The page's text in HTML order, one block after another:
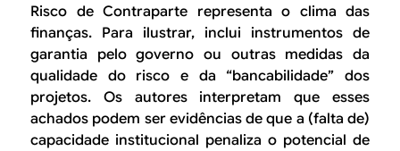
Risco de Contraparte representa o clima das
finanças. Para ilustrar, inclui instrumentos de
garantia pelo governo ou outras medidas da
qualidade do risco e da “bancabilidade” dos
projetos. Os autores interpretam que esses
achados podem ser evidências de que a (falta de)
capacidade institucional penaliza o potencial de